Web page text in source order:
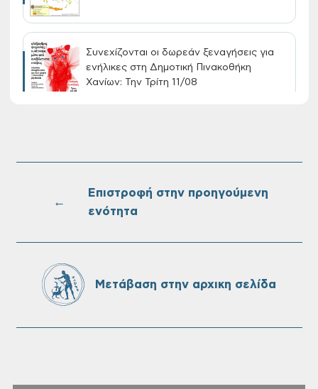
Συνεχίζονται οι δωρεάν ξεναγήσεις για
ενήλικες στη Δημοτική Πινακοθήκη
Χανίων: Την Τρίτη 11/08
Τακτική συνεδρίαση Δημοτικής Επιτροπής
←
Επιστροφή στην προηγούμενη
ενότητα
Μετάβαση στην αρχικη σελίδα